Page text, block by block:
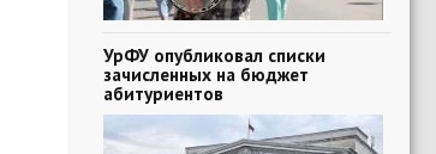
УрФУ опубликовал списки
зачисленных на бюджет
абитуриентов